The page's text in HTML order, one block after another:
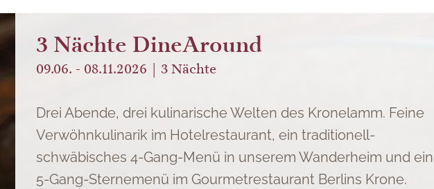
3 Nächte DineAround
09.06. - 08.11.2026 3 Nächte
Drei Abende, drei kulinarische Welten des Kronelamm. Feine
Verwöhnkulinarik im Hotelrestaurant, ein traditionell-
schwäbisches 4-Gang-Menü in unserem Wanderheim und ein
5-Gang-Sternemenü im Gourmetrestaurant Berlins Krone.